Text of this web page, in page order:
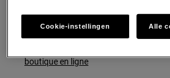
réfrigérateurs, disponible
boutique en ligne
Cookie-instellingen Alle